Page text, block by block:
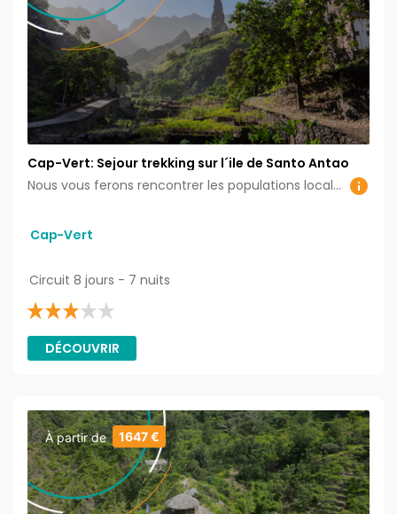
Cap-Vert: Sejour trekking sur l´ile de Santo Antao
Nous vous ferons rencontrer les populations locales, pour que vous puissiez découvrir leur culture, leur histoire et partager de bons moments de vie.
Cap-Vert
Circuit 8 jours - 7 nuits
DÉCOUVRIR
À partir de 1647 €